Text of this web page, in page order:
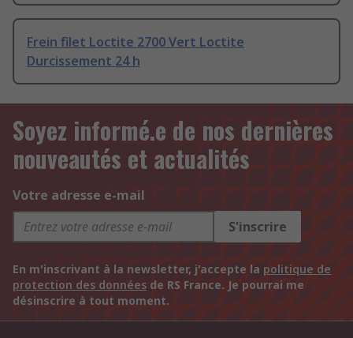
Frein filet Loctite 2700 Vert Loctite
Durcissement 24 h
Soyez informé.e de nos dernières
nouveautés et actualités
Votre adresse e-mail
S'inscrire
En m'inscrivant à la newsletter, j'accepte la politique de
protection des données de RS France. Je pourrai me
désinscrire à tout moment.